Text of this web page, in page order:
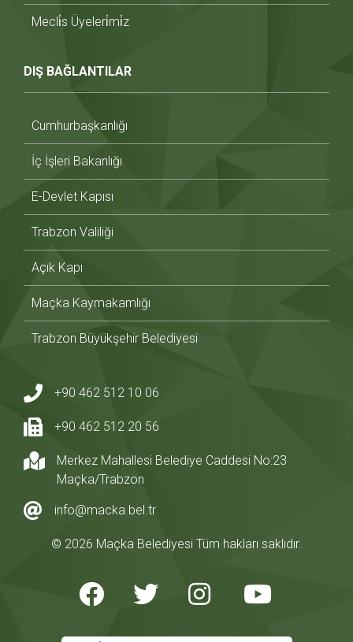
Mecli̇s Üyeleri̇mi̇z
DIŞ BAĞLANTILAR
Cumhurbaşkanlığı
İç İşleri Bakanlığı
E-Devlet Kapısı
Trabzon Valiliği
Açık Kapı
Maçka Kaymakamlığı
Trabzon Büyükşehir Belediyesi
+90 462 512 10 06
+90 462 512 20 56
Merkez Mahallesi Belediye Caddesi No:23
Maçka/Trabzon
info@macka.bel.tr
© 2026 Maçka Belediyesi Tüm hakları saklıdır.